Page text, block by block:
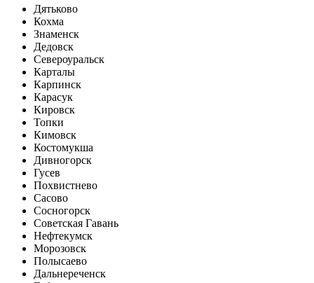
Дятьково
Кохма
Знаменск
Дедовск
Североуральск
Карталы
Карпинск
Карасук
Кировск
Топки
Кимовск
Костомукша
Дивногорск
Гусев
Похвистнево
Сасово
Сосногорск
Советская Гавань
Нефтекумск
Морозовск
Полысаево
Дальнереченск